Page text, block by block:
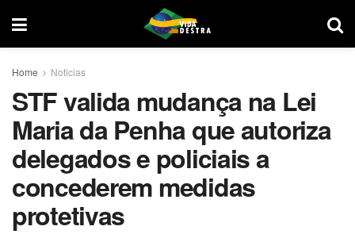
Home Noticias
STF valida mudança na Lei
Maria da Penha que autoriza ​
delegados e policiais a
concederem medidas
protetivas